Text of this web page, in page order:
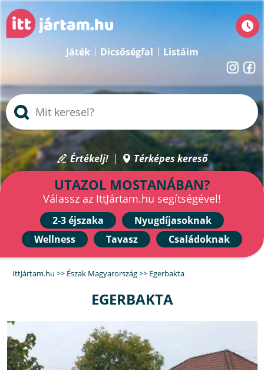
Játék Dicsőségfal Listáim
Értékelj! Térképes kereső
UTAZOL MOSTANÁBAN?
Válassz az IttJártam.hu segítségével!
2-3 éjszaka
Nyugdíjasoknak
Wellness
Tavasz Családoknak
IttJártam.hu >> Észak Magyarország>> Egerbakta
EGERBAKTA